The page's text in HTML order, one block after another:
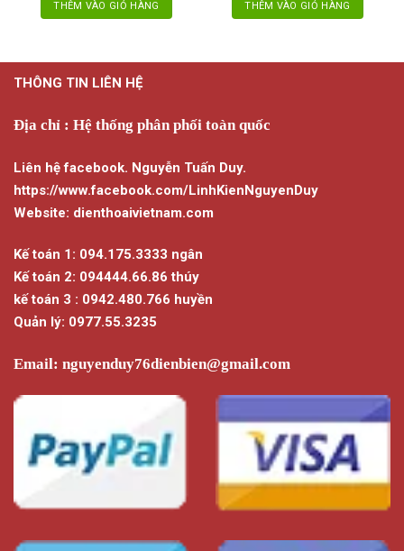
THÊM VÀO GIỎ HÀNG THÊM VÀO GIỎ HÀNG
THÔNG TIN LIÊN HỆ
Địa chỉ : Hệ thống phân phối toàn quốc
Liên hệ facebook. Nguyễn Tuấn Duy.
https://www.facebook.com/LinhKienNguyenDuy
Website: dienthoaivietnam.com
Kế toán 1: 094.175.3333 ngân
Kế toán 2: 094444.66.86 thúy
kế toán 3 : 0942.480.766 huyền
Quản lý: 0977.55.3235
Email: nguyenduy76dienbien@gmail.com